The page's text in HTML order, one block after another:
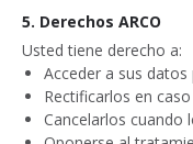
5. Derechos ARCO
Usted tiene derecho a:
Acceder a sus datos
Rectificarlos en
Cancelarlos cuando